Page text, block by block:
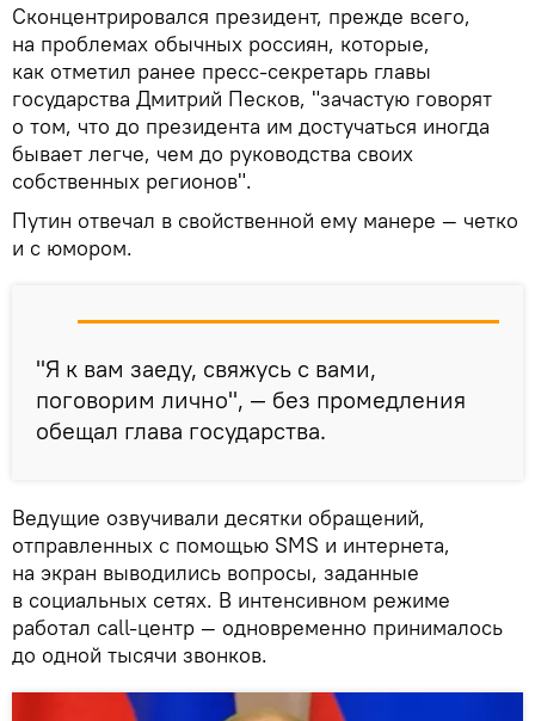
Сконцентрировался президент, прежде всего,
на проблемах обычных россиян, которые,
как отметил ранее пресс-секретарь главы
государства Дмитрий Песков, "зачастую говорят
о том, что до президента им достучаться иногда
бывает легче, чем до руководства своих
собственных регионов".
Путин отвечал в свойственной ему манере — четко
и с юмором.
"Я к вам заеду, свяжусь с вами,
поговорим лично", — без промедления
обещал глава государства.
Ведущие озвучивали десятки обращений,
отправленных с помощью SMS и интернета,
на экран выводились вопросы, заданные
в социальных сетях. В интенсивном режиме
работал call-центр — одновременно принималось
до одной тысячи звонков.